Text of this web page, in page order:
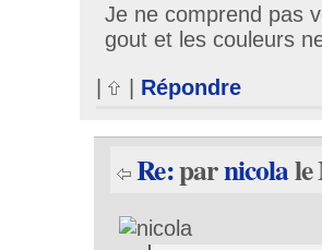
Je ne comprend pas
gout et les couleurs
| Répondre
Re:parnicolale